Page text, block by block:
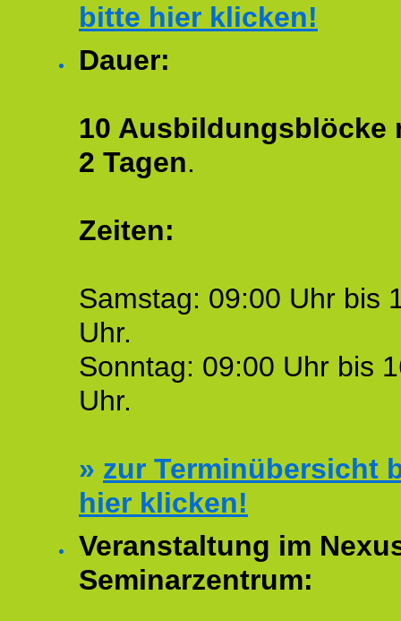
bitte hier klicken!
Dauer:
10 Ausbildungsblöcke
2 Tagen.
Zeiten:
Samstag: 09:00 Uhr bis
Uhr.
Sonntag: 09:00 Uhr bis
Uhr.
» zur Terminübersicht
hier klicken!
Veranstaltung im
Seminarzentrum: